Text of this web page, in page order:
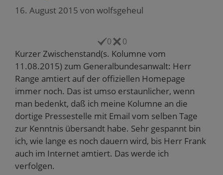
16. August 2015 von wolfsgeheul
0 0
Kurzer Zwischenstand(s. Kolumne vom
11.08.2015) zum Generalbundesanwalt: Herr
Range amtiert auf der offiziellen Homepage
immer noch. Das ist umso erstaunlicher, wenn
man bedenkt, daß ich meine Kolumne an die
dortige Pressestelle mit Email vom selben Tage
zur Kenntnis übersandt habe. Sehr gespannt bin
ich, wie lange es noch dauern wird, bis Herr Frank
auch im Internet amtiert. Das werde ich
verfolgen.